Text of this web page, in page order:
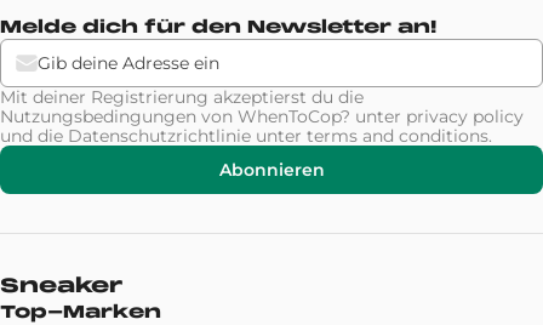
Melde dich für den Newsletter an!
Mit deiner Registrierung akzeptierst du die
Nutzungsbedingungen von WhenToCop? unter privacy policy
und die Datenschutzrichtlinie unter terms and conditions.
Abonnieren
Sneaker
Top-Marken